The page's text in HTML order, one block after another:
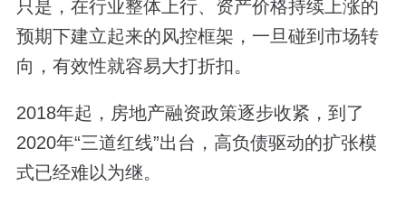
只是，在行业整体上行、资产价格持续上涨的
预期下建立起来的风控框架，一旦碰到市场转
向，有效性就容易大打折扣。
2018年起，房地产融资政策逐步收紧，到了
2020年“三道红线”出台，高负债驱动的扩张模
式已经难以为继。